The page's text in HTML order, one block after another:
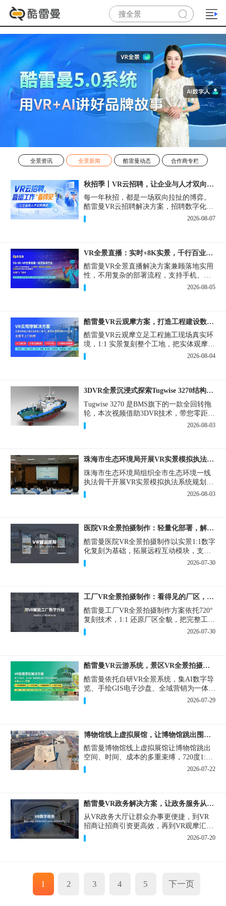
全景资讯 全景新闻 酷雷曼动态 合作商专栏
秋招季丨VR云招聘，让企业与人才双向奔赴！
每一年秋招，都是一场双向拉扯的博弈。
酷雷曼VR云招聘解决方案，招聘数字化的
实用工具，告别“信息博弈”，真正实现企
业与人才双向奔赴。
2026-08-07
VR全景直播：实时+8K实景，千行百业的数字化利器
酷雷曼VR全景直播解决方案兼顾落地实用
性，不用复杂的部署流程，支持手机、网
页多端访问，解决各行各业 “看得见、信
得过、降成本、提转化” 的实际难题。
2026-08-05
酷雷曼VR云观摩方案，打造工程建设数字化观摩新范式
酷雷曼VR云观摩立足工程施工现场真实环
境，1:1 实景复刻整个工地，把实体观摩会
完整搬到云端线上，兼顾线下实体观摩与
线上云观摩双重需求，为施工单位、建设
2026-08-04
3DVR全景沉浸式探索Tugwise 3270结构一览
Tugwise 3270 是BMS旗下的一款全回转拖
轮，本次视频借助3DVR技术，带您零距离
透视这艘拖轮的内外构造，沉浸式探索每
一处细节。
2026-08-03
珠海市生态环境局开展VR实景模拟执法专题培训
珠海市生态环境局组织全市生态环境一线
执法骨干开展VR实景模拟执法系统规划建
设和教学培训，持续推进科技赋能生态环
境执法，夯实队伍办案“基本功”。
2026-08-03
医院VR全景拍摄制作：轻量化部署，解决医患真实痛点
酷雷曼医院VR全景拍摄制作以实景1:1数字
化复刻为基础，拓展远程互动模块，支持
定制，轻量化搭建部署，可挂载在公众
号、官网等线上平台。
2026-07-30
工厂VR全景拍摄制作：看得见的厂区，省下来的成本
酷雷曼工厂VR全景拍摄制作方案依托720°
复刻技术，1:1 还原厂区全貌，把完整工厂
搬进手机、电脑大屏，既是工厂对外拓客
的数字化名片，也是内部管理、人员培训
2026-07-30
酷雷曼VR云游系统，景区VR全景拍摄制作一站式落地
酷雷曼依托自研VR全景系统，集AI数字导
览、手绘GIS电子沙盘、全域营销为一体，
打造从VR全景拍摄制作到成熟VR云游落
地案例。
2026-07-29
博物馆线上虚拟展馆，让博物馆跳出围墙让历史随处可及
酷雷曼博物馆线上虚拟展馆让博物馆跳出
空间、时间、成本的多重束缚，720度1:1
实景复刻的VR数字展厅，已经成为博物馆
数字化刚需新基建。
2026-07-22
酷雷曼VR政务解决方案，让政务服务从“看得见”开始
从VR政务大厅让群众办事更便捷，到VR
招商让招商引资更高效，再到VR观摩汇报
让政务成果更直观，酷雷曼VR政务解决方
案，解锁政务服务新体验，让服务从“看得
2026-07-20
1 2 3 4 5 下一页